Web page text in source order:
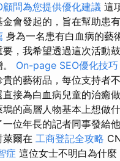
顧問為您提供優化建議 這
會發起的，旨在幫助患
身為一名患有白血病的藝
，我希望透過這次活動
On-page SEO優化技巧
的藝術品，每位支持者
直接為白血病兒童的治癒
的高層人物基本上想做
位年長的記者同事發給
萊爾在 工商登記全攻略
症 這位女士不明白為什麼